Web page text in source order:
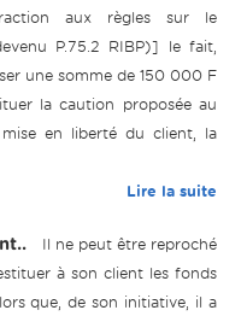
aux règles sur le
P.75.2 RIBP)] le fait,
une somme de 150 000 F
la caution proposée au
en liberté du client, la
Lire la suite
Il ne peut être reproché
à son client les fonds
que, de son initiative, il a